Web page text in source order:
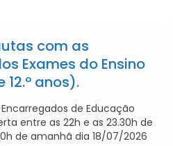
com as
Exames do Ensino
12.º anos).
de Educação
entre as 22h e as 23.30h de
de amanhã dia 18/07/2026